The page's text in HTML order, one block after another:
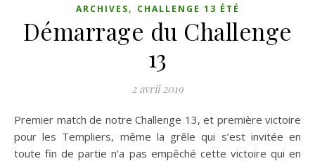
ARCHIVES, CHALLENGE 13 ÉTÉ
Démarrage du Challenge
13
2 avril 2019
Premier match de notre Challenge 13, et première victoire
pour les Templiers, même la grêle qui s’est invitée en
toute fin de partie n’a pas empêché cette victoire qui en